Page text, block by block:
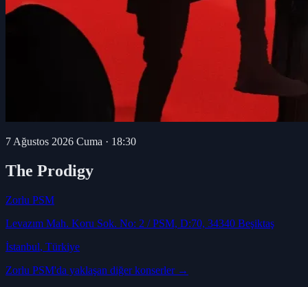
7 Ağustos 2026 Cuma · 18:30
The Prodigy
Zorlu PSM
Levazım Mah. Koru Sok. No: 2 / PSM, D:70, 34340 Beşiktaş
İstanbul, Türkiye
Zorlu PSM'da yaklaşan diğer konserler →